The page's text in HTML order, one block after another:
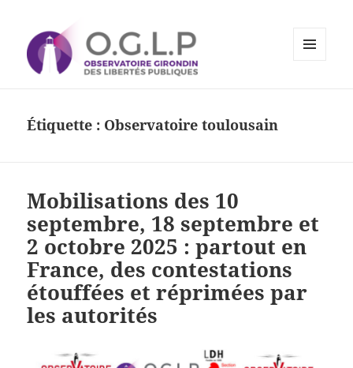
Libertés Publiques
Étiquette : Observatoire toulousain
Mobilisations des 10
septembre, 18 septembre et
2 octobre 2025 : partout en
France, des contestations
étouffées et réprimées par
les autorités